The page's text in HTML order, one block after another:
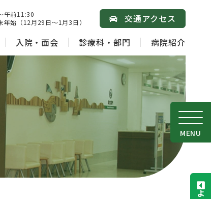
午前11:30
始（12月29日～1月3日）
交通アクセス
入院・面会 診療科・部門 病院紹介
MENU